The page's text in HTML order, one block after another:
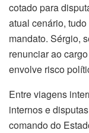
cotado para
atual cenário,
mandato. Sérgio,
renunciar ao
envolve risco
Entre viagens
internos e
comando do